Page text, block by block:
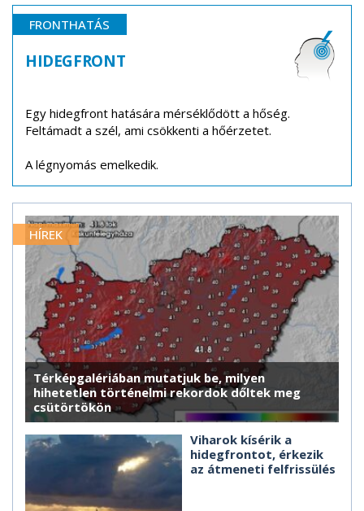
FRONTHATÁS
HIDEGFRONT
Egy hidegfront hatására mérséklődött a hőség.
Feltámadt a szél, ami csökkenti a hőérzetet.
A légnyomás emelkedik.
HÍREK
Térképgalériában mutatjuk be, milyen
hihetetlen történelmi rekordok dőltek meg
csütörtökön
Viharok kísérik a
hidegfrontot, érkezik
az átmeneti felfrissülés